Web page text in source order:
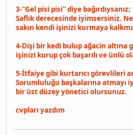
3-"Gel pisi pisi" diye bağırdıysanız;
Saflık derecesinde iyimsersiniz.
sakın kendi işinizi kurmaya
4-Dişi bir kedi bulup ağacin altına
işinizi kurup çok başarılı ve ünlü
5-İtfaiye gibi kurtarıcı görevlileri
Sorumluluğu başkalarına atmayı
bir üst düzey yönetici olursunuz.
cvpları yazdım